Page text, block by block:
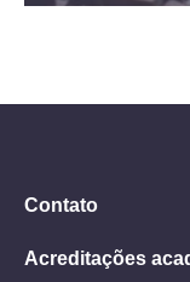
Contato
Acreditações